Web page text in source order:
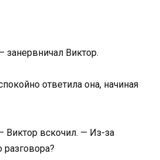
Виктор.
ответила она, начиная
Виктор вскочил. — Из-за
разговора?